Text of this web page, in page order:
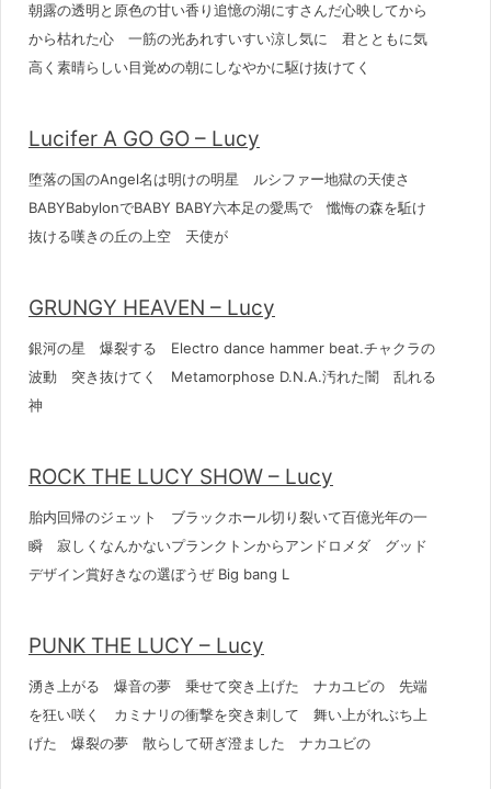
朝露の透明と原色の甘い香り追憶の湖にすさんだ心映してから
から枯れた心 一筋の光あれすいすい涼し気に 君とともに気
高く素晴らしい目覚めの朝にしなやかに駆け抜けてく
Lucifer A GO GO – Lucy
堕落の国のAngel名は明けの明星 ルシファー地獄の天使さ
BABYBabylonでBABY BABY六本足の愛馬で 懺悔の森を駈け
抜ける嘆きの丘の上空 天使が
GRUNGY HEAVEN – Lucy
銀河の星 爆裂する Electro dance hammer beat.チャクラの
波動 突き抜けてく Metamorphose D.N.A.汚れた闇 乱れる
神
ROCK THE LUCY SHOW – Lucy
胎内回帰のジェット ブラックホール切り裂いて百億光年の一
瞬 寂しくなんかないプランクトンからアンドロメダ グッド
デザイン賞好きなの選ぼうぜ Big bang L
PUNK THE LUCY – Lucy
湧き上がる 爆音の夢 乗せて突き上げた ナカユビの 先端
を狂い咲く カミナリの衝撃を突き刺して 舞い上がれぶち上
げた 爆裂の夢 散らして研ぎ澄ました ナカユビの